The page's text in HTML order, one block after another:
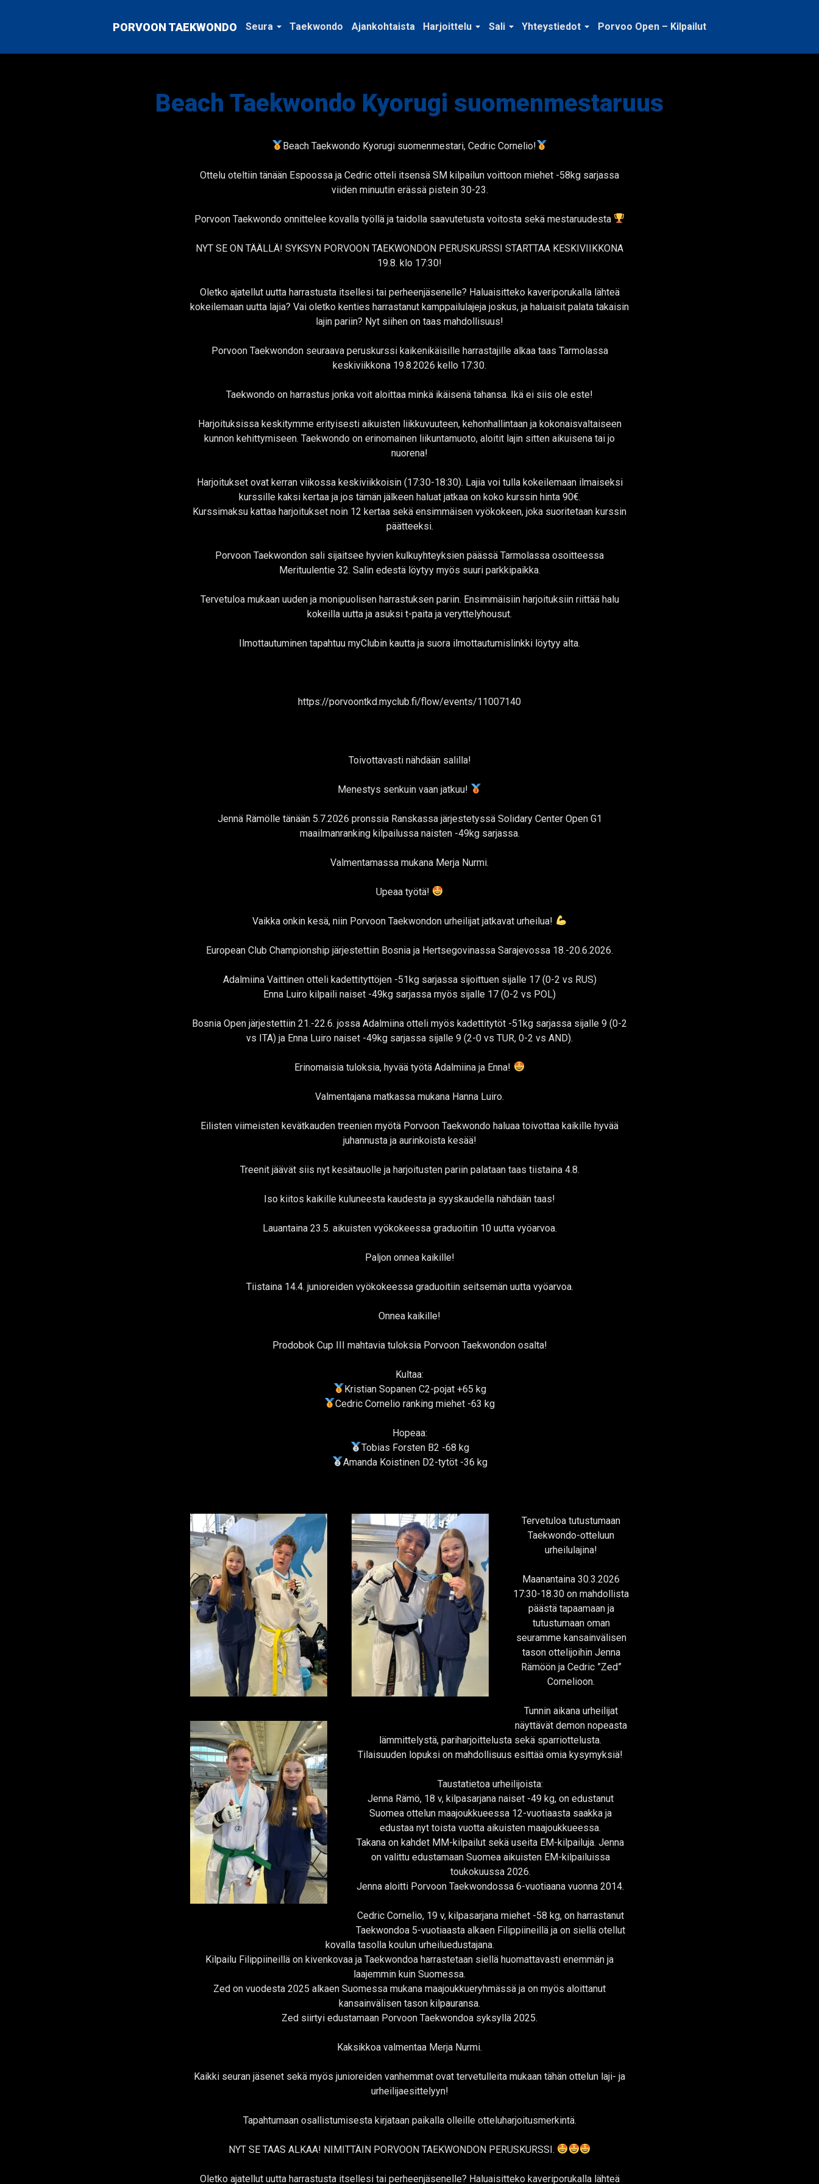
PORVOON TAEKWONDO Seura Taekwondo Ajankohtaista Harjoittelu Sali Yhteystiedot Porvoo Open – Kilpailut
Beach Taekwondo Kyorugi suomenmestaruus
Beach Taekwondo Kyorugi suomenmestari, Cedric Cornelio!
Ottelu oteltiin tänään Espoossa ja Cedric otteli itsensä SM kilpailun voittoon miehet -58kg sarjassa
viiden minuutin erässä pistein 30-23.
Porvoon Taekwondo onnittelee kovalla työllä ja taidolla saavutetusta voitosta sekä mestaruudesta
NYT SE ON TÄÄLLÄ! SYKSYN PORVOON TAEKWONDON PERUSKURSSI STARTTAA KESKIVIIKKONA
19.8. klo 17:30!
Oletko ajatellut uutta harrastusta itsellesi tai perheenjäsenelle? Haluaisitteko kaveriporukalla lähteä
kokeilemaan uutta lajia? Vai oletko kenties harrastanut kamppailulajeja joskus, ja haluaisit palata takaisin
lajin pariin? Nyt siihen on taas mahdollisuus!
Porvoon Taekwondon seuraava peruskurssi kaikenikäisille harrastajille alkaa taas Tarmolassa
keskiviikkona 19.8.2026 kello 17:30.
Taekwondo on harrastus jonka voit aloittaa minkä ikäisenä tahansa. Ikä ei siis ole este!
Harjoituksissa keskitymme erityisesti aikuisten liikkuvuuteen, kehonhallintaan ja kokonaisvaltaiseen
kunnon kehittymiseen. Taekwondo on erinomainen liikuntamuoto, aloitit lajin sitten aikuisena tai jo
nuorena!
Harjoitukset ovat kerran viikossa keskiviikkoisin (17:30-18:30). Lajia voi tulla kokeilemaan ilmaiseksi
kurssille kaksi kertaa ja jos tämän jälkeen haluat jatkaa on koko kurssin hinta 90€.
Kurssimaksu kattaa harjoitukset noin 12 kertaa sekä ensimmäisen vyökokeen, joka suoritetaan kurssin
päätteeksi.
Porvoon Taekwondon sali sijaitsee hyvien kulkuyhteyksien päässä Tarmolassa osoitteessa
Merituulentie 32. Salin edestä löytyy myös suuri parkkipaikka.
Tervetuloa mukaan uuden ja monipuolisen harrastuksen pariin. Ensimmäisiin harjoituksiin riittää halu
kokeilla uutta ja asuksi t-paita ja veryttelyhousut.
Ilmottautuminen tapahtuu myClubin kautta ja suora ilmottautumislinkki löytyy alta.
https://porvoontkd.myclub.fi/flow/events/11007140
Toivottavasti nähdään salilla!
Menestys senkuin vaan jatkuu!
Jennä Rämölle tänään 5.7.2026 pronssia Ranskassa järjestetyssä Solidary Center Open G1
maailmanranking kilpailussa naisten -49kg sarjassa.
Valmentamassa mukana Merja Nurmi.
Upeaa työtä!
Vaikka onkin kesä, niin Porvoon Taekwondon urheilijat jatkavat urheilua!
European Club Championship järjestettiin Bosnia ja Hertsegovinassa Sarajevossa 18.-20.6.2026.
Adalmiina Vaittinen otteli kadettityttöjen -51kg sarjassa sijoittuen sijalle 17 (0-2 vs RUS)
Enna Luiro kilpaili naiset -49kg sarjassa myös sijalle 17 (0-2 vs POL)
Bosnia Open järjestettiin 21.-22.6. jossa Adalmiina otteli myös kadettitytöt -51kg sarjassa sijalle 9 (0-2
vs ITA) ja Enna Luiro naiset -49kg sarjassa sijalle 9 (2-0 vs TUR, 0-2 vs AND).
Erinomaisia tuloksia, hyvää työtä Adalmiina ja Enna!
Valmentajana matkassa mukana Hanna Luiro.
Eilisten viimeisten kevätkauden treenien myötä Porvoon Taekwondo haluaa toivottaa kaikille hyvää
juhannusta ja aurinkoista kesää!
Treenit jäävät siis nyt kesätauolle ja harjoitusten pariin palataan taas tiistaina 4.8.
Iso kiitos kaikille kuluneesta kaudesta ja syyskaudella nähdään taas!
Lauantaina 23.5. aikuisten vyökokeessa graduoitiin 10 uutta vyöarvoa.
Paljon onnea kaikille!
Tiistaina 14.4. junioreiden vyökokeessa graduoitiin seitsemän uutta vyöarvoa.
Onnea kaikille!
Prodobok Cup III mahtavia tuloksia Porvoon Taekwondon osalta!
Kultaa:
Kristian Sopanen C2-pojat +65 kg
Cedric Cornelio ranking miehet -63 kg
Hopeaa:
Tobias Forsten B2 -68 kg
Amanda Koistinen D2-tytöt -36 kg
Tervetuloa tutustumaan
Taekwondo-otteluun
urheilulajina!
Maanantaina 30.3.2026
17:30-18.30 on mahdollista
päästä tapaamaan ja
tutustumaan oman
seuramme kansainvälisen
tason ottelijoihin Jenna
Rämöön ja Cedric ”Zed”
Cornelioon.
Tunnin aikana urheilijat
näyttävät demon nopeasta
lämmittelystä, pariharjoittelusta sekä sparriottelusta.
Tilaisuuden lopuksi on mahdollisuus esittää omia kysymyksiä!
Taustatietoa urheilijoista:
Jenna Rämö, 18 v, kilpasarjana naiset -49 kg, on edustanut
Suomea ottelun maajoukkueessa 12-vuotiaasta saakka ja
edustaa nyt toista vuotta aikuisten maajoukkueessa.
Takana on kahdet MM-kilpailut sekä useita EM-kilpailuja. Jenna
on valittu edustamaan Suomea aikuisten EM-kilpailuissa
toukokuussa 2026.
Jenna aloitti Porvoon Taekwondossa 6-vuotiaana vuonna 2014.
Cedric Cornelio, 19 v, kilpasarjana miehet -58 kg, on harrastanut
Taekwondoa 5-vuotiaasta alkaen Filippiineillä ja on siellä otellut
kovalla tasolla koulun urheiluedustajana.
Kilpailu Filippiineillä on kivenkovaa ja Taekwondoa harrastetaan siellä huomattavasti enemmän ja
laajemmin kuin Suomessa.
Zed on vuodesta 2025 alkaen Suomessa mukana maajoukkueryhmässä ja on myös aloittanut
kansainvälisen tason kilpauransa.
Zed siirtyi edustamaan Porvoon Taekwondoa syksyllä 2025.
Kaksikkoa valmentaa Merja Nurmi.
Kaikki seuran jäsenet sekä myös junioreiden vanhemmat ovat tervetulleita mukaan tähän ottelun laji- ja
urheilijaesittelyyn!
Tapahtumaan osallistumisesta kirjataan paikalla olleille otteluharjoitusmerkintä.
NYT SE TAAS ALKAA! NIMITTÄIN PORVOON TAEKWONDON PERUSKURSSI.
Oletko ajatellut uutta harrastusta itsellesi tai perheenjäsenelle? Haluaisitteko kaveriporukalla lähteä